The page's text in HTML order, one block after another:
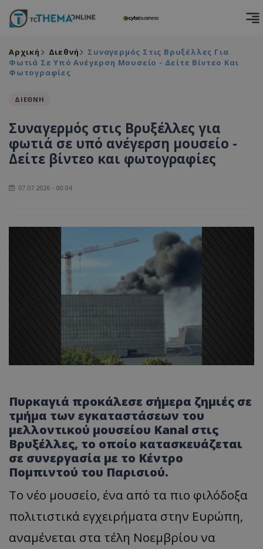
Αρχική Διεθνή
Συναγερμός Στις Βρυξέλλες Για
Φωτιά Σε Υπό Ανέγερση Μουσείο - Δείτε Βίντεο Και
Φωτογραφίες
ΔΙΕΘΝΗ
Συναγερμός στις Βρυξέλλες για
φωτιά σε υπό ανέγερση μουσείο -
Δείτε βίντεο και φωτογραφίες
07.07.2026 - 00:04
Πυρκαγιά προκάλεσε σήμερα ζημιές σε
τμήμα των εγκαταστάσεων του
μελλοντικού μουσείου Kanal στις
Βρυξέλλες, το οποίο κατασκευάζεται
σε συνεργασία με το Κέντρο
Πομπιντού του Παρισιού.
Το νέο μουσείο, ένα από τα πιο φιλόδοξα
πολιτιστικά εγχειρήματα στην Ευρώπη,
αναμένεται στα τέλη Νοεμβρίου να